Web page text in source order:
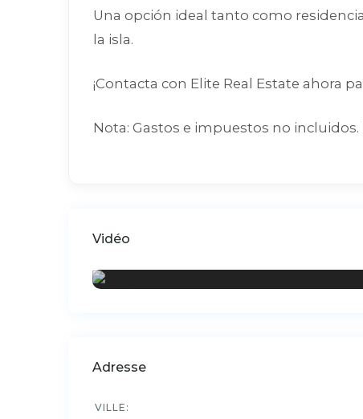
Una opción ideal tanto como
la isla.
¡Contacta con Elite Real Estate ahora
Nota: Gastos e impuestos no
Vidéo
Adresse
VILLE: